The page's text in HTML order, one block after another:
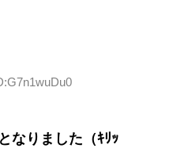
なりました（ｷﾘｯ